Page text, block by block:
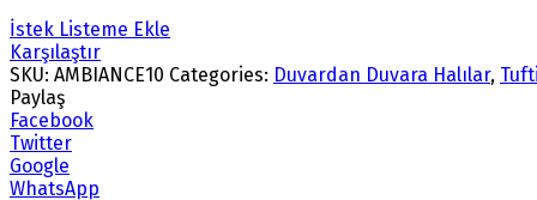
İstek Listeme Ekle
Karşılaştır
SKU: AMBIANCE10 Categories: Duvardan Duvara Halılar,
Paylaş
Facebook
Twitter
Google
WhatsApp